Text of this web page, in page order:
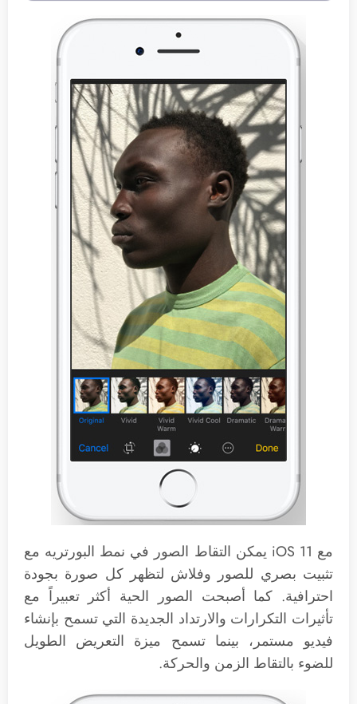
مع iOS 11 يمكن التقاط الصور في نمط البورتريه مع
تثبيت بصري للصور وفلاش لتظهر كل صورة بجودة
احترافية. كما أصبحت الصور الحية أكثر تعبيراً مع
تأثيرات التكرارات والارتداد الجديدة التي تسمح بإنشاء
فيديو مستمر، بينما تسمح ميزة التعريض الطويل
للضوء بالتقاط الزمن والحركة.